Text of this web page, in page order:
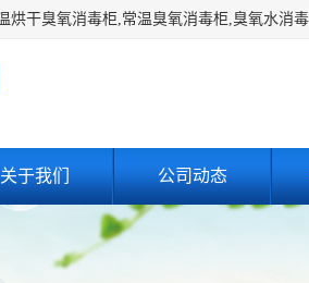
关于我们 公司动态